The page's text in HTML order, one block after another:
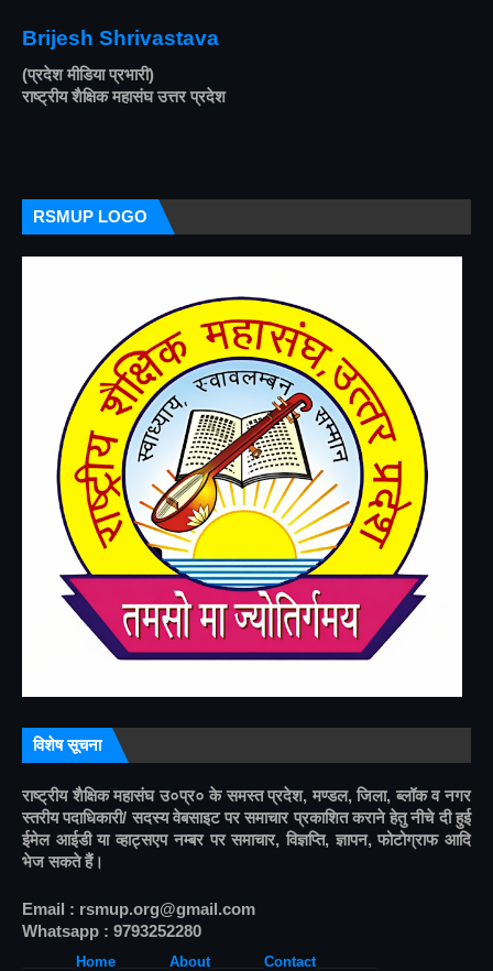
Brijesh Shrivastava
(प्रदेश मीडिया प्रभारी)
राष्ट्रीय शैक्षिक महासंघ उत्तर प्रदेश
RSMUP LOGO
विशेष सूचना
राष्ट्रीय शैक्षिक महासंघ उ०प्र० के समस्त प्रदेश, मण्डल, जिला, ब्लॉक व नगर
स्तरीय पदाधिकारी/ सदस्य वेबसाइट पर समाचार प्रकाशित कराने हेतु नीचे दी हुई
ईमेल आईडी या व्हाट्सएप नम्बर पर समाचार, विज्ञप्ति, ज्ञापन, फोटोग्राफ आदि
भेज सकते हैं।
Email : rsmup.org@gmail.com
Whatsapp : 9793252280
Home About______ Contact________